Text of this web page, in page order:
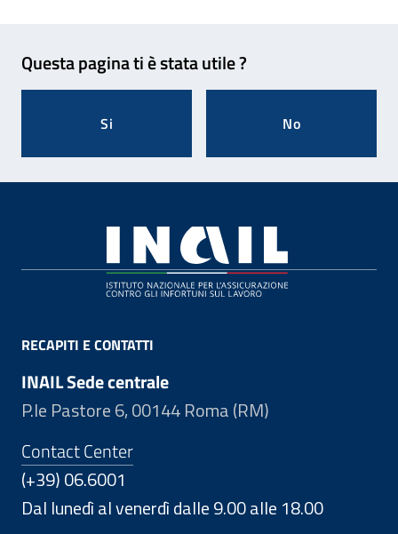
Questa pagina ti è stata utile ?
Si No
RECAPITI E CONTATTI
INAIL Sede centrale
P.le Pastore 6, 00144 Roma (RM)
Contact Center
(+39) 06.6001
Dal lunedì al venerdì dalle 9.00 alle 18.00